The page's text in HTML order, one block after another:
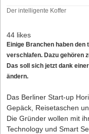
Der intelligente Koffer
44 likes
Einige Branchen haben
verschlafen. Dazu gehören
Das soll sich jetzt dank
ändern.
Das Berliner Start-up
Gepäck, Reisetaschen
Die Gründer wollen mit
Technology und Smart